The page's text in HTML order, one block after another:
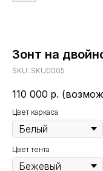
Зонт на
SKU: SKU0005
110 000 р.
Цвет каркаса
Цвет тента